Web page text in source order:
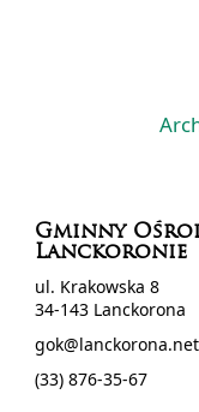
Gminny
Lanckoronie
ul. Krakowska 8
34-143 Lanckorona
gok@lanckorona.net
(33) 876-35-67